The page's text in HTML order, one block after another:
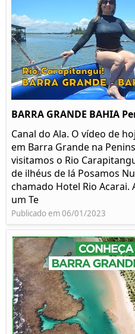
BARRA GRANDE BAHIA
Canal do Ala. O vídeo de
em Barra Grande na
visitamos o Rio
de ilhéus de lá Posamos
chamado Hotel Rio Acarai.
um Te
Publicado em 06/01/2023